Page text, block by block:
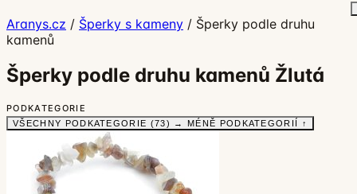
Aranys.cz / Šperky s kameny / Šperky podle druhu
kamenů
Šperky podle druhu kamenů Žlutá
PODKATEGORIE
VŠECHNY PODKATEGORIE (73) → MÉNĚ PODKATEGORIÍ ↑